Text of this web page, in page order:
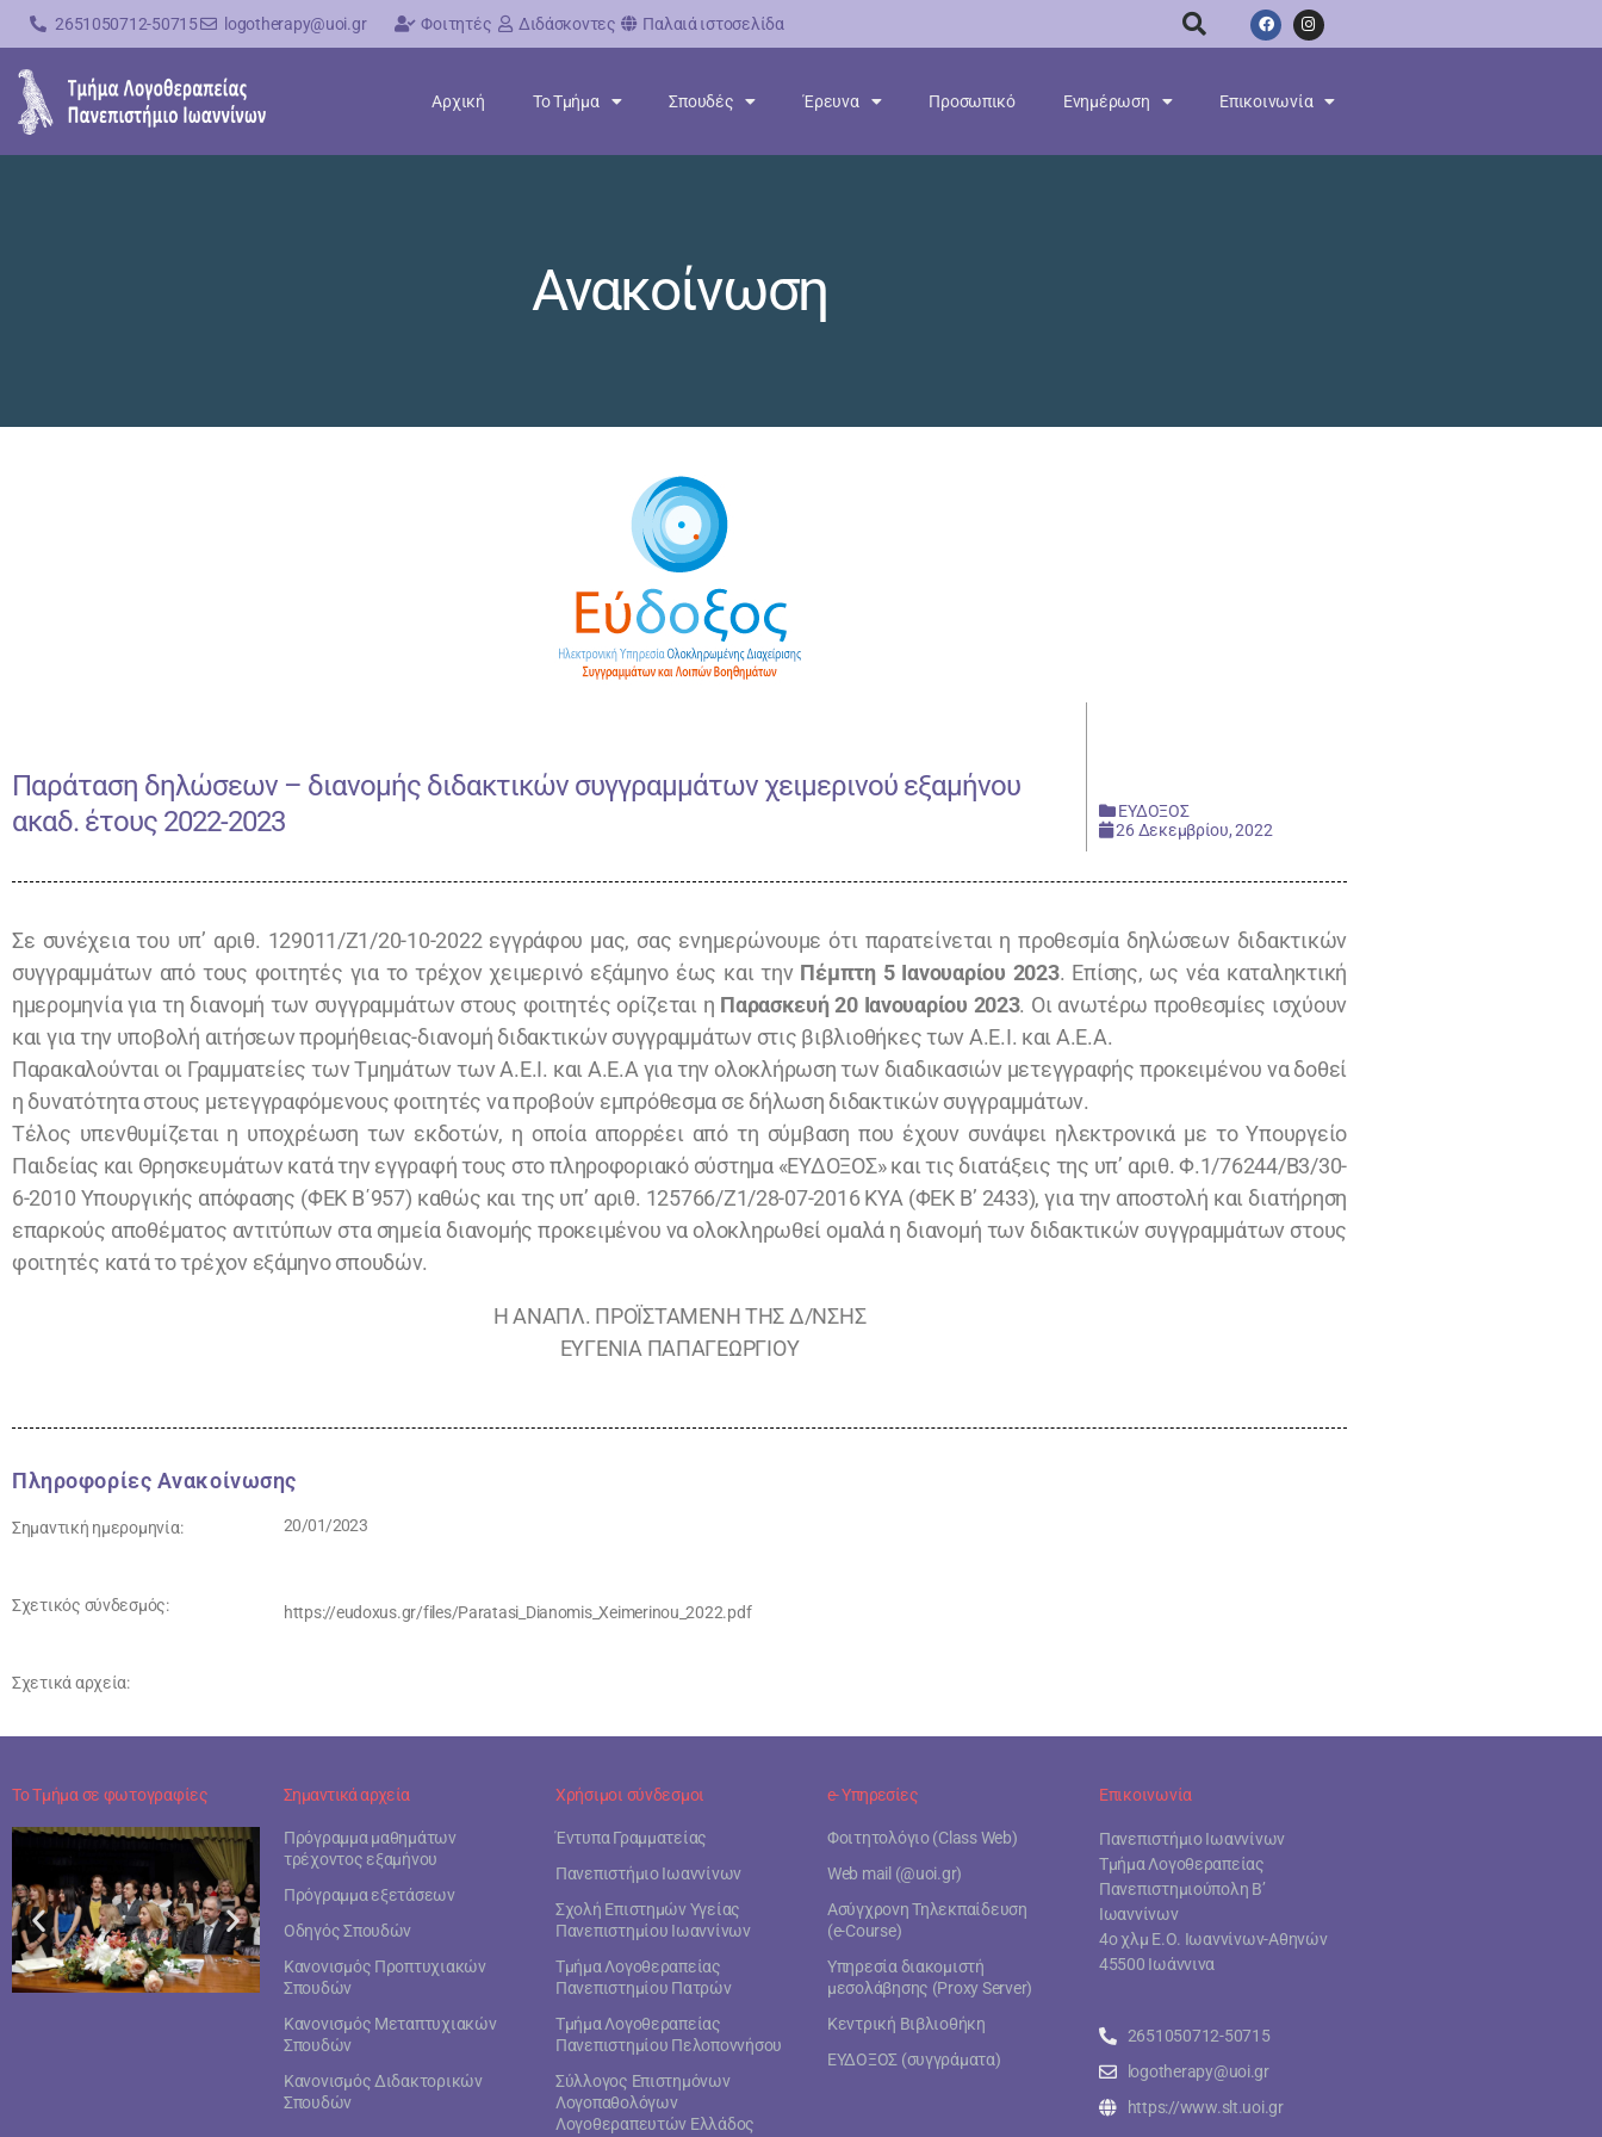
2651050712-50715 logotherapy@uoi.gr Φοιτητές Διδάσκοντες Παλαιά ιστοσελίδα
Αρχική Το Τμήμα Σπουδές Έρευνα Προσωπικό Ενημέρωση Επικοινωνία
Ανακοίνωση
Παράταση δηλώσεων – διανομής διδακτικών συγγραμμάτων χειμερινού εξαμήνου
ακαδ. έτους 2022-2023
ΕΥΔΟΞΟΣ
26 Δεκεμβρίου, 2022
Σε συνέχεια του υπ’ αριθ. 129011/Z1/20-10-2022 εγγράφου μας, σας ενημερώνουμε ότι παρατείνεται η προθεσμία δηλώσεων διδακτικών
συγγραμμάτων από τους φοιτητές για το τρέχον χειμερινό εξάμηνο έως και την Πέμπτη 5 Ιανουαρίου 2023. Επίσης, ως νέα καταληκτική
ημερομηνία για τη διανομή των συγγραμμάτων στους φοιτητές ορίζεται η Παρασκευή 20 Ιανουαρίου 2023. Οι ανωτέρω προθεσμίες ισχύουν
και για την υποβολή αιτήσεων προμήθειας-διανομή διδακτικών συγγραμμάτων στις βιβλιοθήκες των Α.Ε.Ι. και Α.Ε.Α.
Παρακαλούνται οι Γραμματείες των Τμημάτων των Α.Ε.Ι. και Α.Ε.Α για την ολοκλήρωση των διαδικασιών μετεγγραφής προκειμένου να δοθεί
η δυνατότητα στους μετεγγραφόμενους φοιτητές να προβούν εμπρόθεσμα σε δήλωση διδακτικών συγγραμμάτων.
Τέλος υπενθυμίζεται η υποχρέωση των εκδοτών, η οποία απορρέει από τη σύμβαση που έχουν συνάψει ηλεκτρονικά με το Υπουργείο
Παιδείας και Θρησκευμάτων κατά την εγγραφή τους στο πληροφοριακό σύστημα «ΕΥΔΟΞΟΣ» και τις διατάξεις της υπ’ αριθ. Φ.1/76244/Β3/30-
6-2010 Υπουργικής απόφασης (ΦΕΚ Β΄957) καθώς και της υπ’ αριθ. 125766/Ζ1/28-07-2016 ΚΥΑ (ΦΕΚ Β’ 2433), για την αποστολή και διατήρηση
επαρκούς αποθέματος αντιτύπων στα σημεία διανομής προκειμένου να ολοκληρωθεί ομαλά η διανομή των διδακτικών συγγραμμάτων στους
φοιτητές κατά το τρέχον εξάμηνο σπουδών.
Η ΑΝΑΠΛ. ΠΡΟΪΣΤΑΜΕΝΗ ΤΗΣ Δ/ΝΣΗΣ
ΕΥΓΕΝΙΑ ΠΑΠΑΓΕΩΡΓΙΟΥ
Πληροφορίες Ανακοίνωσης
Σημαντική ημερομηνία: 20/01/2023
Σχετικός σύνδεσμός: https://eudoxus.gr/files/Paratasi_Dianomis_Xeimerinou_2022.pdf
Σχετικά αρχεία:
Το Τμήμα σε φωτογραφίες Σημαντικά αρχεία
Πρόγραμμα μαθημάτων
τρέχοντος εξαμήνου
Πρόγραμμα εξετάσεων
Οδηγός Σπουδών
Κανονισμός Προπτυχιακών
Σπουδών
Κανονισμός Μεταπτυχιακών
Σπουδών
Κανονισμός Διδακτορικών
Σπουδών
Χρήσιμοι σύνδεσμοι
Έντυπα Γραμματείας
Πανεπιστήμιο Ιωαννίνων
Σχολή Επιστημών Υγείας
Πανεπιστημίου Ιωαννίνων
Τμήμα Λογοθεραπείας
Πανεπιστημίου Πατρών
Τμήμα Λογοθεραπείας
Πανεπιστημίου Πελοποννήσου
Σύλλογος Επιστημόνων
Λογοπαθολόγων
Λογοθεραπευτών Ελλάδος
e- Υπηρεσίες
Φοιτητολόγιο (Class Web)
Web mail (@uoi.gr)
Ασύγχρονη Τηλεκπαίδευση
(e-Course)
Υπηρεσία διακομιστή
μεσολάβησης (Proxy Server)
Κεντρική Βιβλιοθήκη
ΕΥΔΟΞΟΣ (συγγράματα)
Επικοινωνία
Πανεπιστήμιο Ιωαννίνων
Τμήμα Λογοθεραπείας
Πανεπιστημιούπολη Β’
Ιωαννίνων
4ο χλμ Ε.Ο. Ιωαννίνων-Αθηνών
45500 Ιωάννινα
2651050712-50715
logotherapy@uoi.gr
https://www.slt.uoi.gr